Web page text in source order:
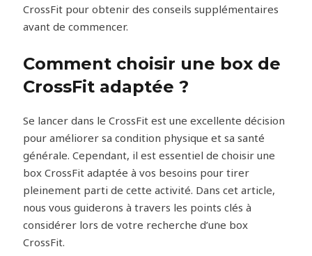
CrossFit pour obtenir des conseils supplémentaires
avant de commencer.
Comment choisir une box de
CrossFit adaptée ?
Se lancer dans le CrossFit est une excellente décision
pour améliorer sa condition physique et sa santé
générale. Cependant, il est essentiel de choisir une
box CrossFit adaptée à vos besoins pour tirer
pleinement parti de cette activité. Dans cet article,
nous vous guiderons à travers les points clés à
considérer lors de votre recherche d’une box
CrossFit.